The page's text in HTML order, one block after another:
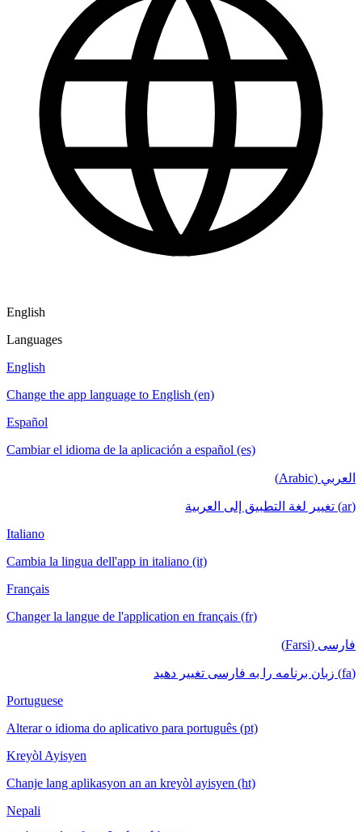
English
Languages
English
Change the app language to English (en)
Español
Cambiar el idioma de la aplicación a español (es)
العربي (Arabic)
(ar) تغيير لغة التطبيق إلى العربية
Italiano
Cambia la lingua dell'app in italiano (it)
Français
Changer la langue de l'application en français (fr)
فارسی (Farsi)
(fa) زبان برنامه را به فارسی تغییر دهید
Portuguese
Alterar o idioma do aplicativo para português (pt)
Kreyòl Ayisyen
Chanje lang aplikasyon an an kreyòl ayisyen (ht)
Nepali